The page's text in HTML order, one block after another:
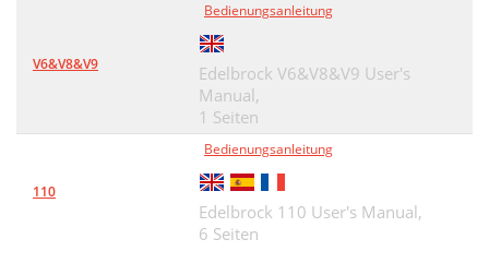
V6&V8&V9
Bedienungsanleitung
Edelbrock V6&V8&V9 User's
Manual,
1 Seiten
110
Bedienungsanleitung
Edelbrock 110 User's Manual,
6 Seiten